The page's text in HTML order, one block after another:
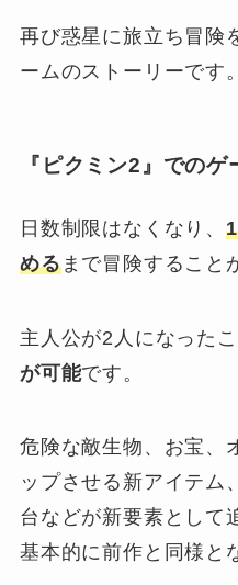
再び惑星に旅立ち冒険
ームのストーリーです。
『ピクミン2』でのゲ
日数制限はなくなり、
めるまで冒険すること
主人公が2人になった
が可能です。
危険な敵生物、お宝、
ップさせる新アイテム
台などが新要素として
基本的に前作と同様と